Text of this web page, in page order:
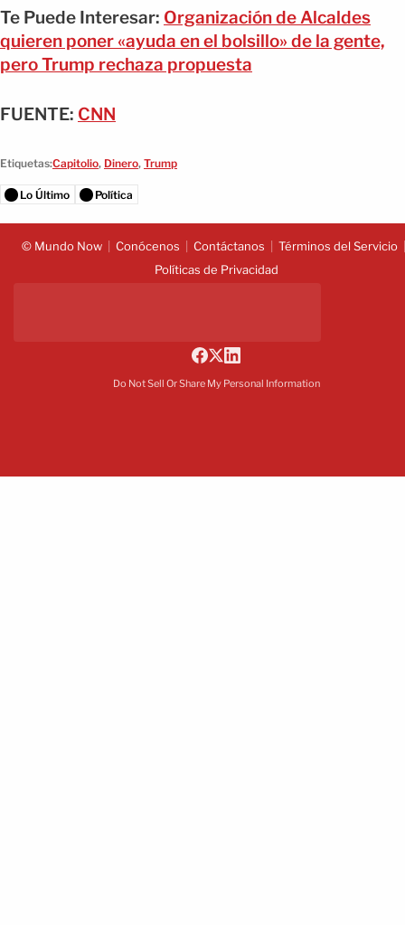
Te Puede Interesar: Organización de Alcaldes
quieren poner «ayuda en el bolsillo» de la gente,
pero Trump rechaza propuesta
FUENTE: CNN
Etiquetas:Capitolio, Dinero, Trump
Lo Último Política
© Mundo Now Conócenos Contáctanos
Términos del Servicio
Políticas de Privacidad
Do Not Sell Or Share My Personal Information